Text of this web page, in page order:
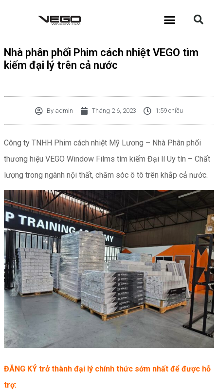
Nhà phân phối Phim cách nhiệt VEGO tìm
kiếm đại lý trên cả nước
By admin Tháng 2 6, 2023 1:59 chiều
Công ty TNHH Phim cách nhiệt Mỹ Lương – Nhà Phân phối
thương hiệu VEGO Window Films tìm kiếm Đại lí Uy tín – Chất
lượng trong ngành nội thất, chăm sóc ô tô trên khắp cả nước.
ĐĂNG KÝ trở thành đại lý chính thức sớm nhất để được hỗ
trợ: